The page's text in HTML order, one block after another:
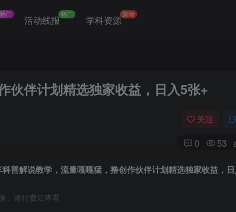
热门 活动线报热门 学科资源 新增
伙伴计划精选独家收益，日入5张+
关注
0 53
，请付费后查看